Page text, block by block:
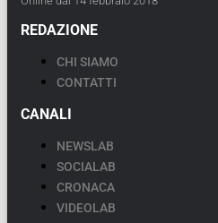
REDAZIONE
CHI SIAMO
CONTATTI
CANALI
NEWSLAB
SOCIALAB
CRONACA
VIDEOLAB